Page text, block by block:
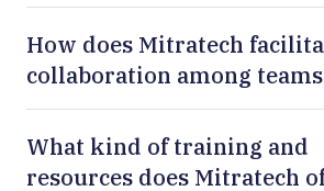
How does Mitratech
collaboration among
What kind of training and
resources does Mitratech